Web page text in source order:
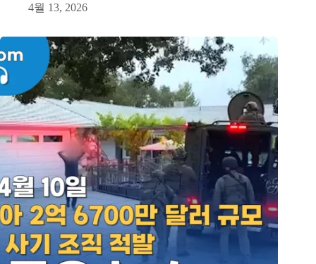
4월 13, 2026